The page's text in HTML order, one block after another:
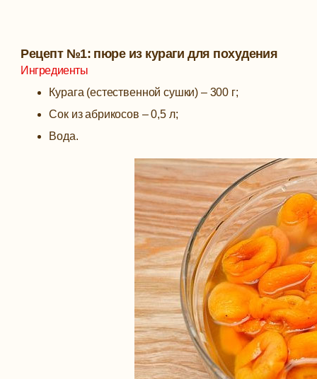
Рецепт №1: пюре из кураги для похудения
Ингредиенты
Курага (естественной сушки) – 300 г;
Сок из абрикосов – 0,5 л;
Вода.